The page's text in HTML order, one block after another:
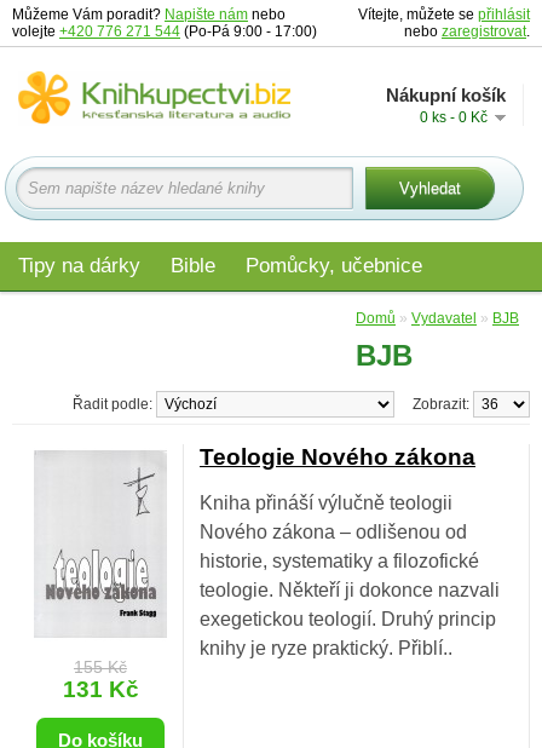
Můžeme Vám poradit? Napište nám nebo
volejte +420 776 271 544 (Po-Pá 9:00 - 17:00)
Vítejte, můžete se přihlásit
nebo zaregistrovat.
Nákupní košík
0 ks - 0 Kč
Tipy na dárky Bible Pomůcky, učebnice
Domů » Vydavatel » BJB
BJB
Zobrazit:
Řadit podle:
155 Kč
131 Kč
Teologie Nového zákona
Kniha přináší výlučně teologii
Nového zákona – odlišenou od
historie, systematiky a filozofické
teologie. Někteří ji dokonce nazvali
exegetickou teologií. Druhý princip
knihy je ryze praktický. Přiblí..